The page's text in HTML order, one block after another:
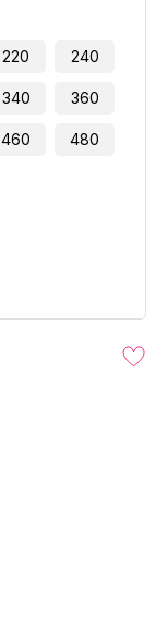
220 240
340 360
460 480